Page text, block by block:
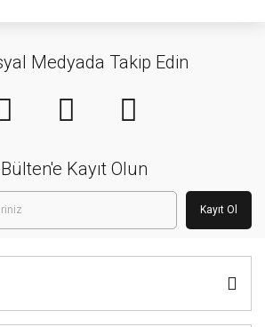
Medyada Takip Edin
Kayıt Olun
Kayıt Ol